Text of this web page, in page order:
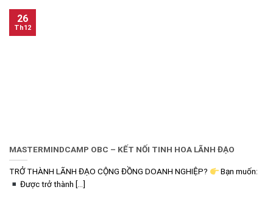
MASTERMINDCAMP OBC – KẾT NỐI TINH HOA LÃNH ĐẠO
TRỞ THÀNH LÃNH ĐẠO CỘNG ĐỒNG DOANH NGHIỆP?
Bạn muốn:
Được trở thành [...]
26
Th12